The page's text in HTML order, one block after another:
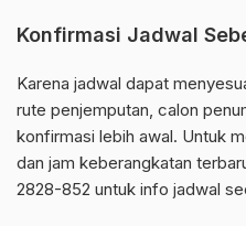
Konfirmasi Jadwal
Karena jadwal dapat
rute penjemputan, calon
konfirmasi lebih awal. Untuk
dan jam keberangkatan
2828-852 untuk info jadwal